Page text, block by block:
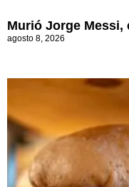
Murió Jorge Messi,
agosto 8, 2026